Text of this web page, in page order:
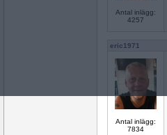
Antal inlägg:
4257
eric1971
Antal inlägg:
7834